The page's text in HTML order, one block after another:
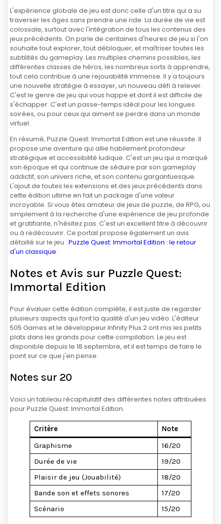
L'expérience globale de jeu est donc celle d'un titre qui a su
traverser les âges sans prendre une ride. La durée de vie est
colossale, surtout avec l'intégration de tous les contenus des
jeux précédents. On parle de centaines d'heures de jeu si l'on
souhaite tout explorer, tout débloquer, et maîtriser toutes les
subtilités du gameplay. Les multiples chemins possibles, les
différentes classes de héros, les nombreux sorts à apprendre,
tout cela contribue à une rejouabilité immense. Il y a toujours
une nouvelle stratégie à essayer, un nouveau défi à relever.
C'est le genre de jeu qui vous happe et dont il est difficile de
s'échapper. C'est un passe-temps idéal pour les longues
soirées, ou pour ceux qui aiment se perdre dans un monde
virtuel.
En résumé, Puzzle Quest: Immortal Edition est une réussite. Il
propose une aventure qui allie habilement profondeur
stratégique et accessibilité ludique. C'est un jeu qui a marqué
son époque et qui continue de séduire par son gameplay
addictif, son univers riche, et son contenu gargantuesque.
L'ajout de toutes les extensions et des jeux précédents dans
cette édition ultime en fait un package d'une valeur
incroyable. Si vous êtes amateur de jeux de puzzle, de RPG, ou
simplement à la recherche d'une expérience de jeu profonde
et gratifiante, n'hésitez pas. C'est un excellent titre à découvrir
ou à redécouvrir. Ce portail propose également un avis
détaillé sur le jeu : Puzzle Quest: Immortal Edition : le retour
d'un classique.
Notes et Avis sur Puzzle Quest:
Immortal Edition
Pour évaluer cette édition complète, il est juste de regarder
plusieurs aspects qui font la qualité d'un jeu vidéo. L'éditeur
505 Games et le développeur Infinity Plus 2 ont mis les petits
plats dans les grands pour cette compilation. Le jeu est
disponible depuis le 18 septembre, et il est temps de faire le
point sur ce que j'en pense.
Notes sur 20
Voici un tableau récapitulatif des différentes notes attribuées
pour Puzzle Quest: Immortal Edition.
Critère
Note
Graphisme
16/20
Durée de vie
19/20
Plaisir de jeu (Jouabilité)
18/20
Bande son et effets sonores
17/20
Scénario
15/20